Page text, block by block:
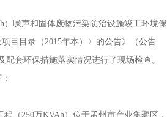
噪声和固体废物污染防治设施竣工环境保
目目录（2015年本）〉的公告》（公告
套环保措施落实情况进行了现场检查。
250万KVAh）位于孟州市产业集聚区，